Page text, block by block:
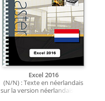
Excel 2016
(N/N) : Texte en néerlandais
sur la version néerlandaise du